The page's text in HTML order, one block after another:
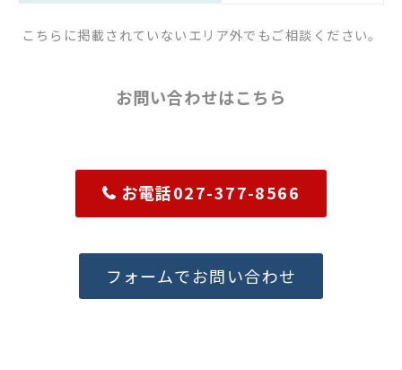
こちらに掲載されていないエリア外でもご相談ください。
お問い合わせはこちら
お電話027-377-8566
フォームでお問い合わせ